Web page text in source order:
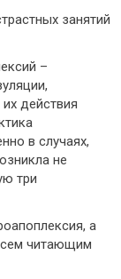
занятий
–
действия
в случаях,
не
три
а
читающим